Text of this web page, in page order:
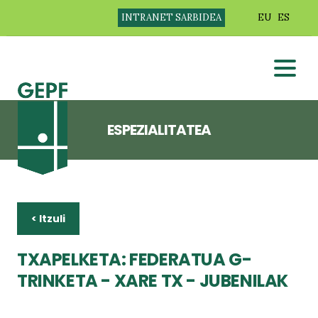
INTRANET SARBIDEA EU ES
ESPEZIALITATEA
< Itzuli
TXAPELKETA: FEDERATUA G-
TRINKETA - XARE TX - JUBENILAK